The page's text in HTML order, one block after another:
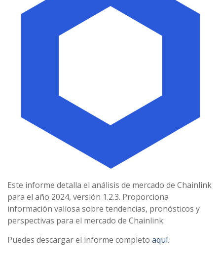
Este informe detalla el análisis de mercado de Chainlink
para el año 2024, versión 1.2.3. Proporciona
información valiosa sobre tendencias, pronósticos y
perspectivas para el mercado de Chainlink.
Puedes descargar el informe completo aquí.